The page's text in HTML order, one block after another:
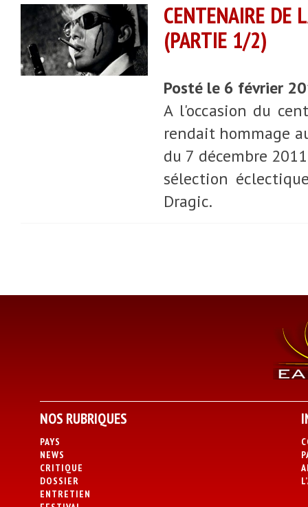
CENTENAIRE DE
(PARTIE 1/2)
Posté le 6 février
A l'occasion du
rendait hommage
du 7 décembre
sélection
Dragic.
NOS RUBRIQUES
PAYS
NEWS
CRITIQUE
DOSSIER
ENTRETIEN